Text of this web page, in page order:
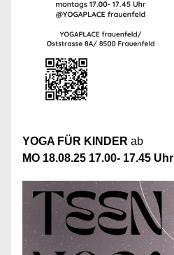
YOGA FÜR KINDER ab
MO 18.08.25 17.00- 17.45 Uhr